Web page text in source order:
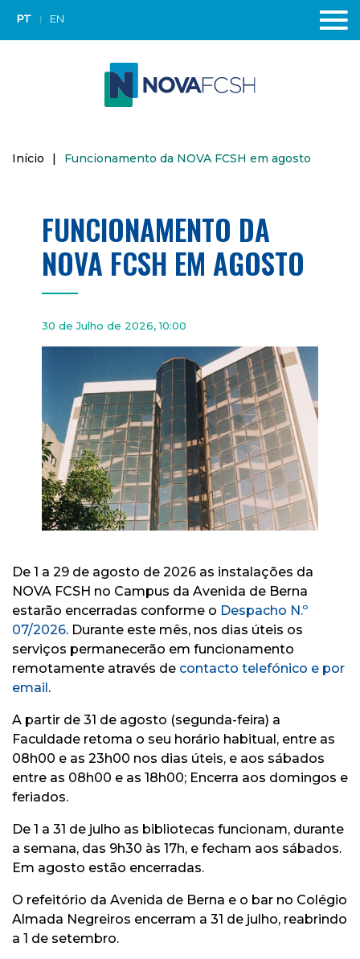
PT EN
Início | Funcionamento da NOVA FCSH em agosto
FUNCIONAMENTO DA
NOVA FCSH EM AGOSTO
30 de Julho de 2026, 10:00
De 1 a 29 de agosto de 2026 as instalações da
NOVA FCSH no Campus da Avenida de Berna
estarão encerradas conforme o Despacho N.º
07/2026. Durante este mês, nos dias úteis os
serviços permanecerão em funcionamento
remotamente através de contacto telefónico e por
email.
A partir de 31 de agosto (segunda-feira) a
Faculdade retoma o seu horário habitual, entre as
08h00 e as 23h00 nos dias úteis, e aos sábados
entre as 08h00 e as 18h00; Encerra aos domingos e
feriados.
De 1 a 31 de julho as bibliotecas funcionam, durante
a semana, das 9h30 às 17h, e fecham aos sábados.
Em agosto estão encerradas.
O refeitório da Avenida de Berna e o bar no Colégio
Almada Negreiros encerram a 31 de julho, reabrindo
a 1 de setembro.